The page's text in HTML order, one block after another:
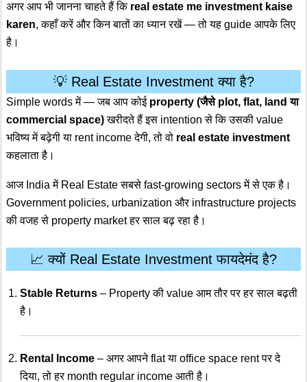
अगर आप भी जानना चाहते हैं कि real estate me investment kaise
karen, कहाँ करें और किन बातों का ध्यान रखें — तो यह guide आपके लिए
है।
💡 Real Estate Investment क्या है?
Simple words में — जब आप कोई property (जैसे plot, flat, land या
commercial space)खरीदते हैं इस intention से कि उसकी value
भविष्य में बढ़ेगी या rent income देगी, तो वो real estate investment
कहलाता है।
आज India में Real Estate सबसे fast-growing sectors में से एक है।
Government policies, urbanization और infrastructure projects
की वजह से property market हर साल बढ़ रहा है।
📈 क्यों Real Estate Investment फायदेमंद है?
Stable Returns – Property की value आम तौर पर हर साल बढ़ती
है।
Rental Income – अगर आपने flat या office space rent पर दे
दिया, तो हर month regular income आती है।